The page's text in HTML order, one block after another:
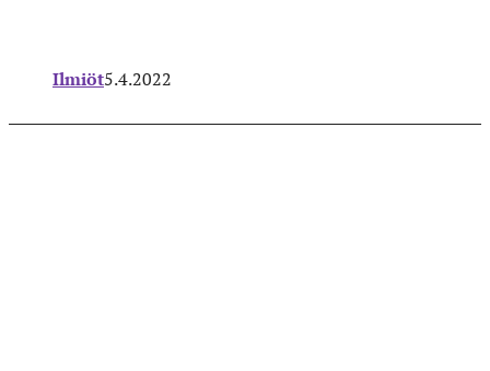
Ilmiöt5.4.2022